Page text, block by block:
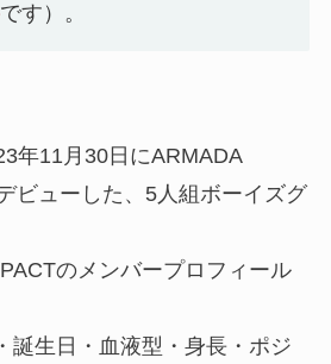
です）。
年11月30日にARMADA
ビューした、5人組ボーイズグ
のメンバープロフィール
誕生日・血液型・身長・ポジ